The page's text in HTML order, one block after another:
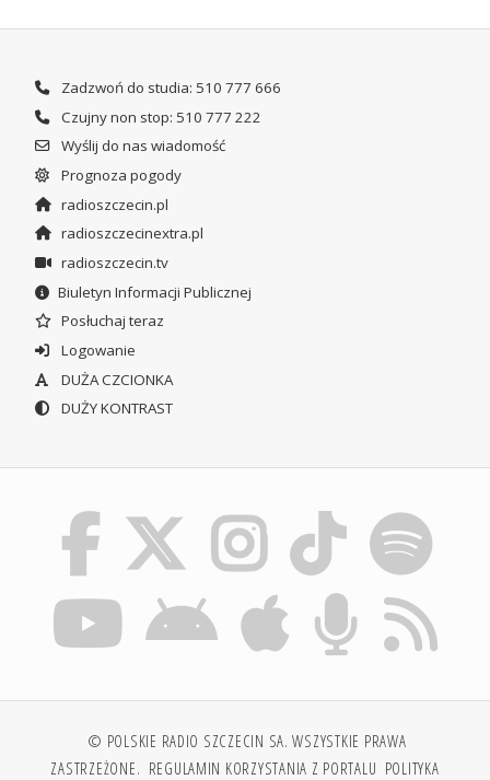
Zadzwoń do studia: 510 777 666
Czujny non stop: 510 777 222
Wyślij do nas wiadomość
Prognoza pogody
radioszczecin.pl
radioszczecinextra.pl
radioszczecin.tv
Biuletyn Informacji Publicznej
Posłuchaj teraz
Logowanie
DUŻA CZCIONKA
DUŻY KONTRAST
© POLSKIE RADIO SZCZECIN SA. WSZYSTKIE PRAWA
ZASTRZEŻONE. REGULAMIN KORZYSTANIA Z PORTALU POLITYKA